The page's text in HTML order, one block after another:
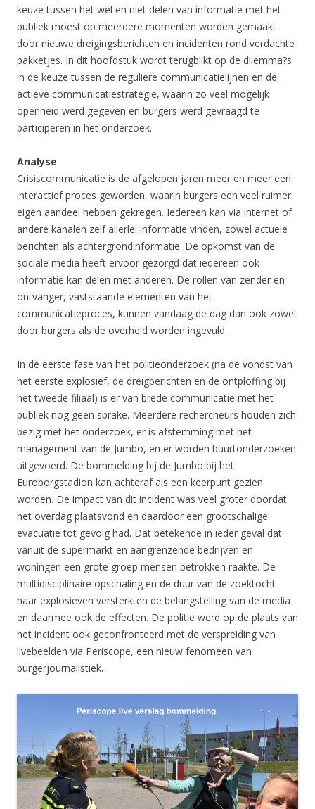
keuze tussen het wel en niet delen van informatie met het
publiek moest op meerdere momenten worden gemaakt
door nieuwe dreigingsberichten en incidenten rond verdachte
pakketjes. In dit hoofdstuk wordt terugblikt op de dilemma?s
in de keuze tussen de reguliere communicatielijnen en de
actieve communicatiestrategie, waarin zo veel mogelijk
openheid werd gegeven en burgers werd gevraagd te
participeren in het onderzoek.
Analyse
Crisiscommunicatie is de afgelopen jaren meer en meer een
interactief proces geworden, waarin burgers een veel ruimer
eigen aandeel hebben gekregen. Iedereen kan via internet of
andere kanalen zelf allerlei informatie vinden, zowel actuele
berichten als achtergrondinformatie. De opkomst van de
sociale media heeft ervoor gezorgd dat iedereen ook
informatie kan delen met anderen. De rollen van zender en
ontvanger, vaststaande elementen van het
communicatieproces, kunnen vandaag de dag dan ook zowel
door burgers als de overheid worden ingevuld.
In de eerste fase van het politieonderzoek (na de vondst van
het eerste explosief, de dreigberichten en de ontploffing bij
het tweede filiaal) is er van brede communicatie met het
publiek nog geen sprake. Meerdere rechercheurs houden zich
bezig met het onderzoek, er is afstemming met het
management van de Jumbo, en er worden buurtonderzoeken
uitgevoerd. De bommelding bij de Jumbo bij het
Euroborgstadion kan achteraf als een keerpunt gezien
worden. De impact van dit incident was veel groter doordat
het overdag plaatsvond en daardoor een grootschalige
evacuatie tot gevolg had. Dat betekende in ieder geval dat
vanuit de supermarkt en aangrenzende bedrijven en
woningen een grote groep mensen betrokken raakte. De
multidisciplinaire opschaling en de duur van de zoektocht
naar explosieven versterkten de belangstelling van de media
en daarmee ook de effecten. De politie werd op de plaats van
het incident ook geconfronteerd met de verspreiding van
livebeelden via Periscope, een nieuw fenomeen van
burgerjournalistiek.